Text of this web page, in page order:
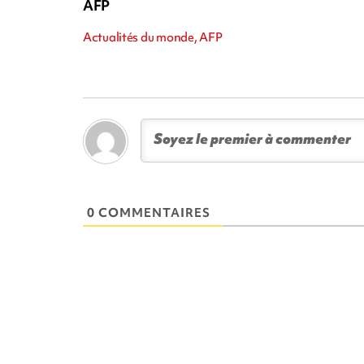
AFP
Actualités du monde, AFP
0 COMMENTAIRES